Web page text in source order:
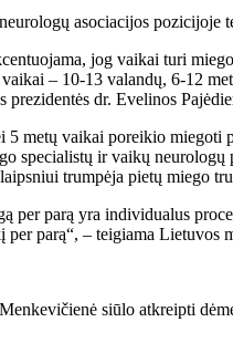
asociacijos
jog vaikai turi
– 10-13 valandų, 6-12
dr. Evelinos
metų vaikai poreikio
specialistų ir vaikų
trumpėja pietų miego
per parą yra individualus
parą“, – teigiama
siūlo atkreipti